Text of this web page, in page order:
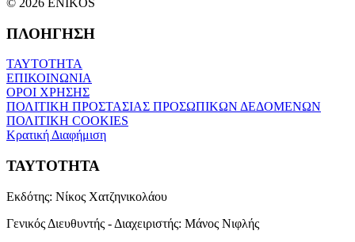
© 2026 ENIKOS
ΠΛΟΗΓΗΣΗ
ΤΑΥΤΟΤΗΤΑ
ΕΠΙΚΟΙΝΩΝΙΑ
ΟΡΟΙ ΧΡΗΣΗΣ
ΠΟΛΙΤΙΚΗ ΠΡΟΣΤΑΣΙΑΣ ΠΡΟΣΩΠΙΚΩΝ ΔΕΔΟΜΕΝΩΝ
ΠΟΛΙΤΙΚΗ COOKIES
Κρατική Διαφήμιση
ΤΑΥΤΟΤΗΤΑ
Εκδότης: Νίκος Χατζηνικολάου
Γενικός Διευθυντής - Διαχειριστής: Μάνος Νιφλής